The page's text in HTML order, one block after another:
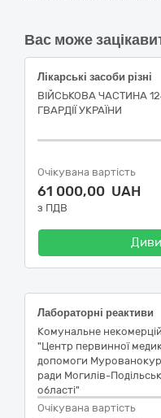
Вас може
Лікарські засоби різні
ВІЙСЬКОВА ЧАСТИНА
ГВАРДІЇ УКРАЇНИ
Очікувана вартість
61 000,00 UAH
з ПДВ
Лабораторні реактиви
Комунальне
"Центр первинної
допомоги
ради Могилів-
області"
Очікувана вартість